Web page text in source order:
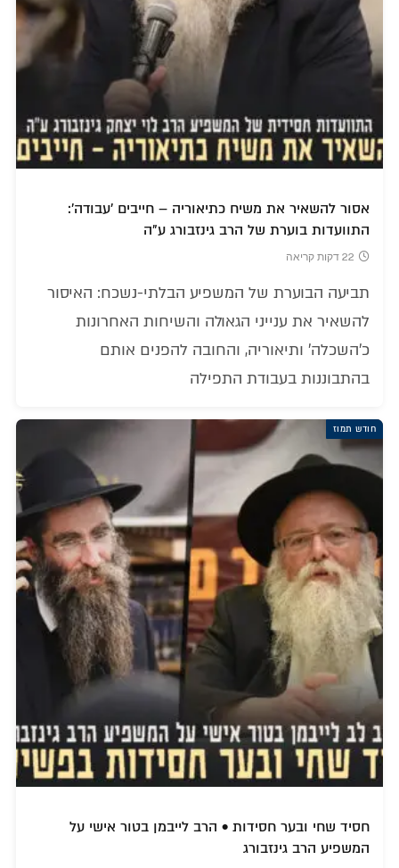
אסור להשאיר את משיח כתיאוריה – חייבים 'עבודה':
התוועדות בוערת של הרב גינזבורג ע"ה
22 דקות קריאה
תביעה הבוערת של המשפיע הבלתי-נשכח: האיסור
להשאיר את ענייני הגאולה והשיחות האחרונות
כ'השכלה' ותיאוריה, והחובה להפנים אותם
בהתבוננות בעבודת התפילה
חודש תמוז
חסיד שחי ובער חסידות • הרב לייבמן בטור אישי על
המשפיע הרב גינזבורג